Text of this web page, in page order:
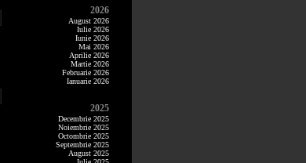
2026
August 2026
Iulie 2026
Iunie 2026
Mai 2026
Aprilie 2026
Martie 2026
Februarie 2026
Ianuarie 2026
2025
Decembrie 2025
Noiembrie 2025
Octombrie 2025
Septembrie 2025
August 2025